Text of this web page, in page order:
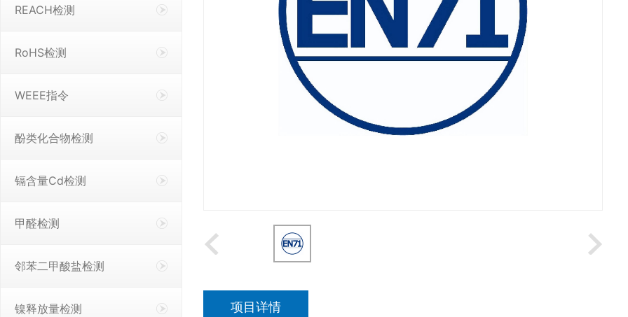
REACH检测
RoHS检测
WEEE指令
酚类化合物检测
镉含量Cd检测
甲醛检测
邻苯二甲酸盐检测
镍释放量检测 项目详情